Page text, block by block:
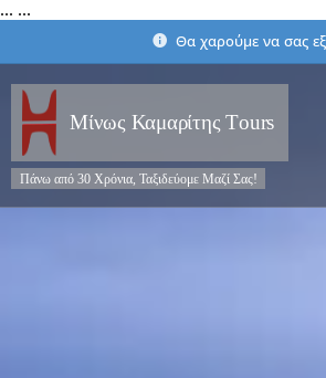
... ...
Θα χαρούμε να σας
Μίνως Καμαρίτης Τours
Πάνω από 30 Χρόνια, Ταξιδεύομε Μαζί Σας!